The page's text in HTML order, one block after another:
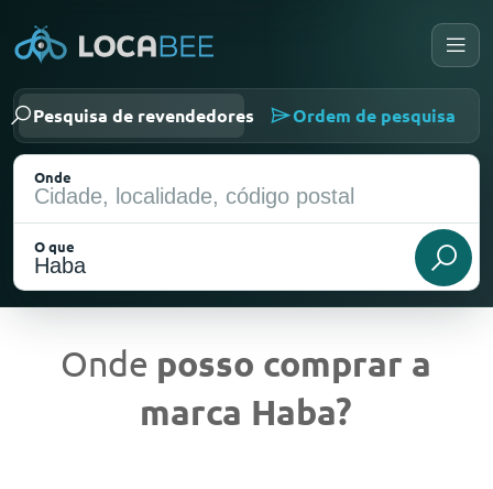
Pesquisa de revendedores Ordem de pesquisa
Onde
O que
Localização atual
Onde posso comprar a
marca Haba?